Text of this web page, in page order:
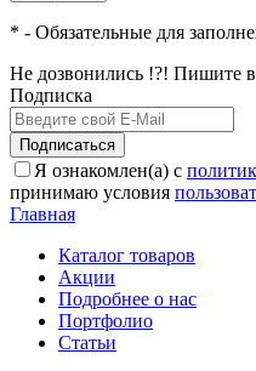
* - Обязательные для
Не дозвонились !?! Пишите
Подписка
Подписаться
Я ознакомлен(а) с
принимаю условия
Главная
Каталог товаров
Акции
Подробнее о нас
Портфолио
Статьи